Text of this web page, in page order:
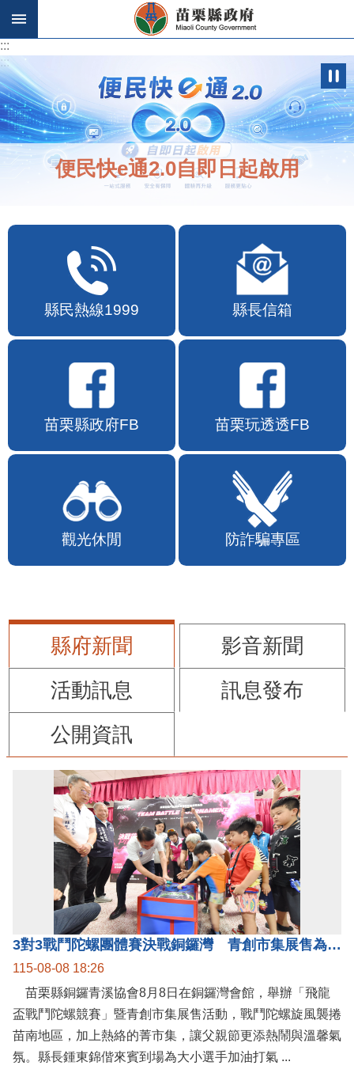
跳到主要內容區塊
:::
:::
便民快e通2.0自即日起啟用
縣民熱線1999 縣長信箱
苗栗縣政府FB 苗栗玩透透FB
觀光休閒 防詐騙專區
縣府新聞
影音新聞
活動訊息
訊息發布
公開資訊
3對3戰鬥陀螺團體賽決戰銅鑼灣 青創市集展售為父親節增添繽紛
115-08-08 18:26
苗栗縣銅鑼青溪協會8月8日在銅鑼灣會館，舉辦「飛龍
盃戰鬥陀螺競賽」暨青創市集展售活動，戰鬥陀螺旋風襲捲
苗南地區，加上熱絡的菁市集，讓父親節更添熱鬧與溫馨氣
氛。縣長鍾東錦偕來賓到場為大小選手加油打氣 ...